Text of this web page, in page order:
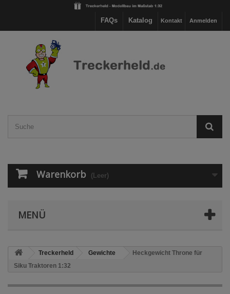
Anmelden
Kontakt
Katalog
FAQs
Warenkorb (Leer)
MENÜ
Treckerheld Gewichte
Heckgewicht Throne für
Siku Traktoren 1:32